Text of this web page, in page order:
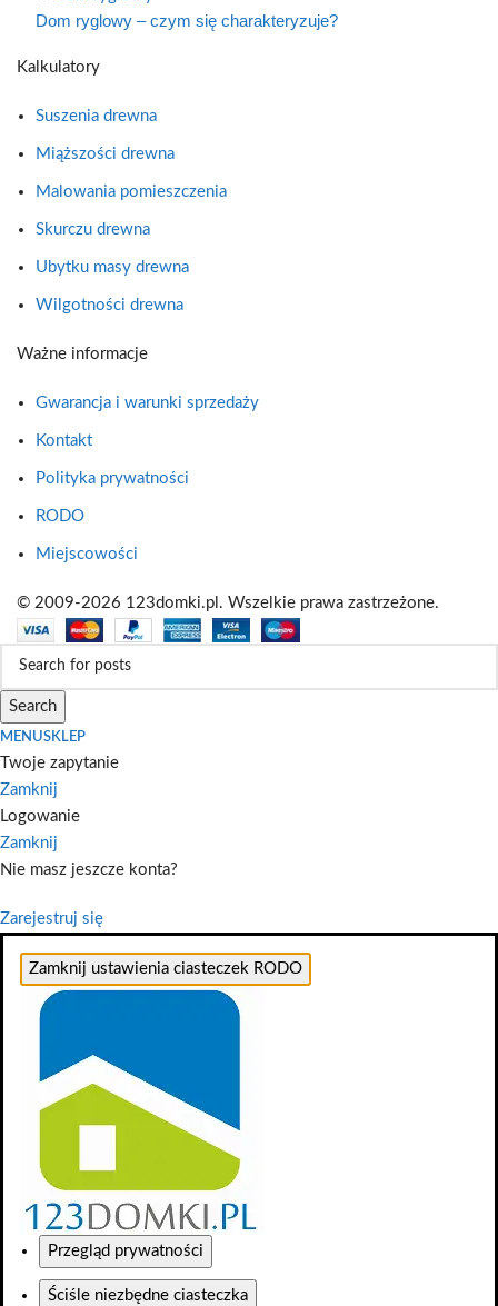
Dom ryglowy – czym się charakteryzuje?
Kalkulatory
Suszenia drewna
Miąższości drewna
Malowania pomieszczenia
Skurczu drewna
Ubytku masy drewna
Wilgotności drewna
Ważne informacje
Gwarancja i warunki sprzedaży
Kontakt
Polityka prywatności
RODO
Miejscowości
© 2009-2026 123domki.pl. Wszelkie prawa zastrzeżone.
Search
MENUSKLEP
Twoje zapytanie
Zamknij
Logowanie
Zamknij
Nie masz jeszcze konta?
Zarejestruj się
Zamknij ustawienia ciasteczek RODO
Przegląd prywatności
Ściśle niezbędne ciasteczka